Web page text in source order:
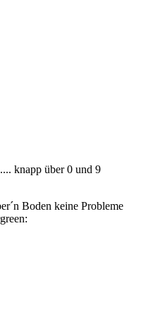
knapp über 0 und 9
Boden keine Probleme